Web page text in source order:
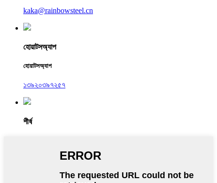
kaka@rainbowsteel.cn
হোয়াটসঅ্যাপ
হোয়াটসঅ্যাপ
১৩৯২০৩৯৭২৫৭
শীর্ষ